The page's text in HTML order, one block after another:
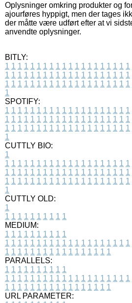
Oplysninger omkring produkter og
ajourføres hyppigt, men der tages
der måtte være udført efter at vi
anvendte oplysninger.
BITLY:
1 1 1 1 1 1 1 1 1 1 1 1 1 1 1 1 1 1 1 1
1 1 1 1 1 1 1 1 1 1 1 1 1 1 1 1 1 1 1 1
1 1 1 1 1 1 1 1 1 1 1 1 1 1 1 1 1 1 1 1
1
SPOTIFY:
1 1 1 1 1 1 1 1 1 1 1 1 1 1 1 1 1 1 1 1
1 1 1 1 1 1 1 1 1 1 1 1 1 1 1 1 1 1 1 1
1 1 1 1 1 1 1 1 1 1 1 1 1 1 1 1 1 1 1 1
1
CUTTLY BIO:
1
1 1 1 1 1 1 1 1 1 1 1 1 1 1 1 1 1 1 1 1
1 1 1 1 1 1 1 1 1 1 1 1 1 1 1 1 1 1 1 1
1 1 1 1 1 1 1 1 1 1 1 1 1 1 1 1 1 1 1 1
1
CUTTLY OLD:
1
1 1 1 1 1 1 1 1 1 1
MEDIUM:
1 1 1 1 1 1 1 1 1 1
1 1 1 1 1 1 1 1 1 1 1 1 1 1 1 1 1 1 1 1
1 1 1 1 1 1 1 1 1 1 1 1 1 1 1 1 1
PARALLELS:
1 1 1 1 1 1 1 1 1 1
1 1 1 1 1 1 1 1 1 1 1 1 1 1 1 1 1 1 1 1
1 1 1 1 1 1 1 1 1 1 1 1 1 1 1 1 1
URL PARAMETER: